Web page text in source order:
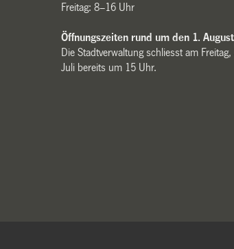
Freitag: 8–16 Uhr
Öffnungszeiten rund um den 1. August
Die Stadtverwaltung schliesst am Freitag,
Juli bereits um 15 Uhr.